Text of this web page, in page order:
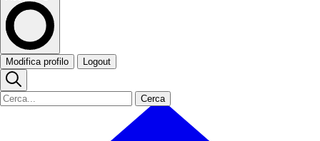
Modifica profilo Logout
Cerca